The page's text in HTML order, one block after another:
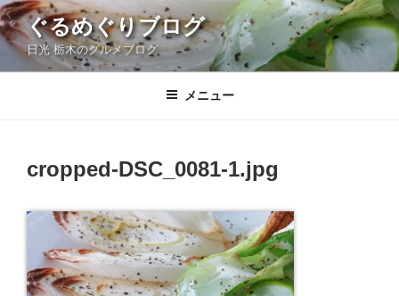
コ
ン
テ
ン
ぐるめぐりブログ
日光 栃木のグルメブログ
メニュー
cropped-DSC_0081-1.jpg